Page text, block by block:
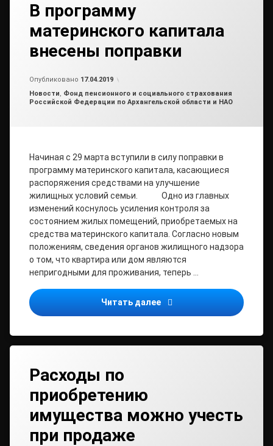
В программу
материнского капитала
внесены поправки
Опубликовано 17.04.2019
Рубрики:
Новости, Фонд пенсионного и социального страхования
Российской Федерации по Архангельской области и НАО
Начиная с 29 марта вступили в силу поправки в
программу материнского капитала, касающиеся
распоряжения средствами на улучшение
жилищных условий семьи. Одно из главных
изменений коснулось усиления контроля за
состоянием жилых помещений, приобретаемых на
средства материнского капитала. Согласно новым
положениям, сведения органов жилищного надзора
о том, что квартира или дом являются
непригодными для проживания, теперь …
Читать далее В программу
Расходы по
приобретению
имущества можно учесть
при продаже